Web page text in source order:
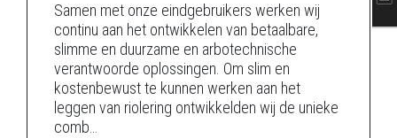
Samen met onze eindgebruikers werken wij
continu aan het ontwikkelen van betaalbare,
slimme en duurzame en arbotechnische
verantwoorde oplossingen. Om slim en
kostenbewust te kunnen werken aan het
leggen van riolering ontwikkelden wij de unieke
comb…